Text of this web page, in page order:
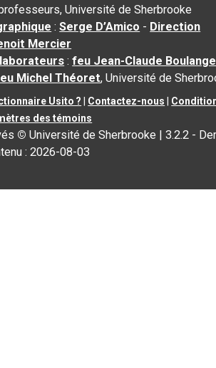
Université de Sherbrooke
:Serge D’Amico - Direction
Mercier
:feu Jean-Claude
Michel Théoret, Université de
Usito ? Contactez-nous
des témoins
© Université de Sherbrooke |3.2.2 -
:2026-08-03